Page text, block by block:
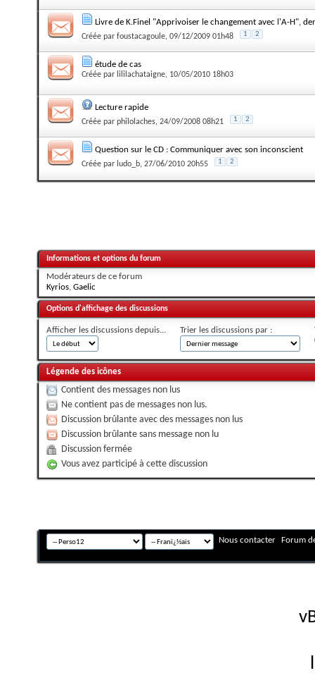
Livre de K.Finel "Apprivoiser le changement avec l'A-H",
Créée par foustacagoule, 09/12/2009 01h48 1 2
étude de cas
Créée par lililachataigne, 10/05/2010 18h03
Lecture rapide
Créée par philolaches, 24/09/2008 08h21 1 2
Question sur le CD : Communiquer avec son inconscient
Créée par ludo_b, 27/06/2010 20h55 1 2
Informations et options du forum
Modérateurs de ce forum
Kyrios, Gaelic
Options d'affichage des discussions
Afficher les discussions depuis... Trier les discussions par :
Légende des icônes
Contient des messages non lus
Ne contient pas de messages non lus.
Discussion brûlante avec des messages non lus
Discussion brûlante sans message non lu
Discussion fermée
Vous avez participé à cette discussion
Nous contacter Forum